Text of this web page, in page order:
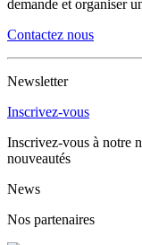
demande et organiser
Contactez nous
Newsletter
Inscrivez-vous
Inscrivez-vous à notre
nouveautés
News
Nos partenaires